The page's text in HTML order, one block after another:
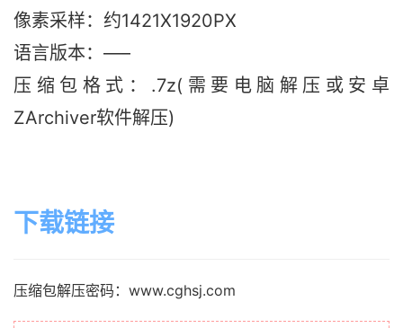
像素采样：约1421X1920PX
语言版本：—–
压缩包格式：.7z(需要电脑解压或安卓
ZArchiver软件解压)
下载链接
压缩包解压密码：www.cghsj.com